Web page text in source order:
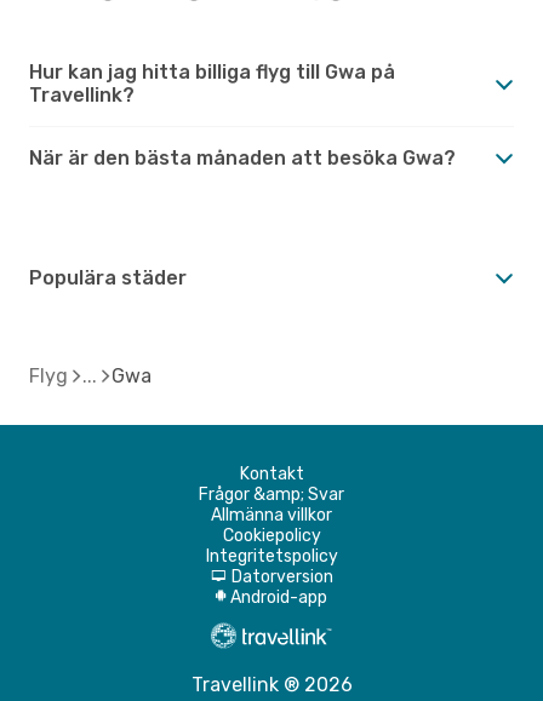
Hur kan jag hitta billiga flyg till Gwa på
Travellink?
När är den bästa månaden att besöka Gwa?
Populära städer
Flyg Gwa
Kontakt
Frågor &amp; Svar
Allmänna villkor
Cookiepolicy
Integritetspolicy
d Datorversion
A Android-app
Travellink ® 2026